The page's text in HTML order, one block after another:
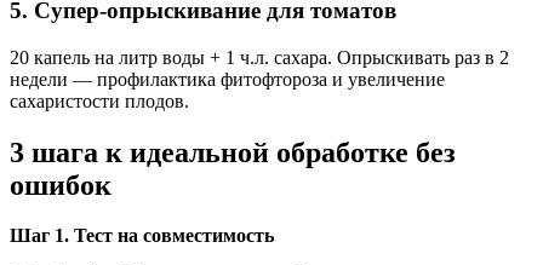
5. Супер-опрыскивание для томатов
20 капель на литр воды + 1 ч.л. сахара. Опрыскивать раз в 2
недели — профилактика фитофтороза и увеличение
сахаристости плодов.
3 шага к идеальной обработке без
ошибок
Шаг 1. Тест на совместимость